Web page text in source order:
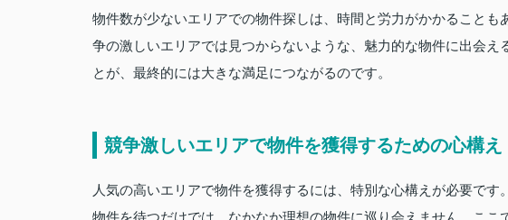
物件数が少ないエリアでの物件探しは、時間と労力がかかること
争の激しいエリアでは見つからないような、魅力的な物件に出会え
とが、最終的には大きな満足につながるのです。
競争激しいエリアで物件を獲得するための心構え
人気の高いエリアで物件を獲得するには、特別な心構えが必要で
物件を待つだけでは、なかなか理想の物件に巡り会えません。こ